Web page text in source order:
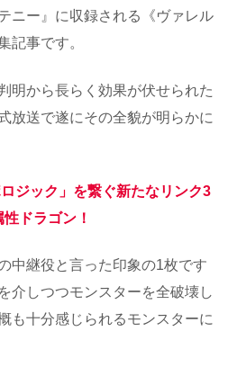
ニー』に収録される《ヴァレル
記事です。
明から長らく効果が伏せられた
放送で遂にその全貌が明らかに
ジック」を繋ぐ新たなリンク3
ドラゴン！
中継役と言った印象の1枚です
介しつつモンスターを全破壊し
も十分感じられるモンスターに